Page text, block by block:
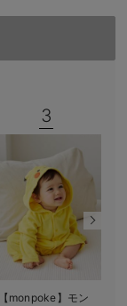
3
【monpoke】モン